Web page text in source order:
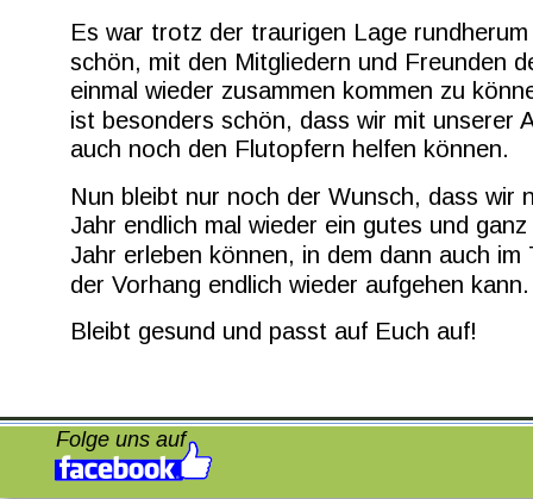
Es war trotz der traurigen Lage
schön, mit den Mitgliedern und Freunden
einmal wieder zusammen kommen zu
ist besonders schön, dass wir mit unserer
auch noch den Flutopfern helfen können.
Nun bleibt nur noch der Wunsch, dass wir
Jahr endlich mal wieder ein gutes und
Jahr erleben können, in dem dann auch
der Vorhang endlich wieder aufgehen kann.
Bleibt gesund und passt auf Euch auf!
Folge uns auf